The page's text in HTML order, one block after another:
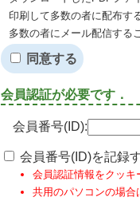
印刷して多数の者に配布す
多数の者にメール配信する
同意する
会員認証が必要です．
会員番号(ID):
会員番号(ID)を記録
会員認証情報をクッキ
共用のパソコンの場合